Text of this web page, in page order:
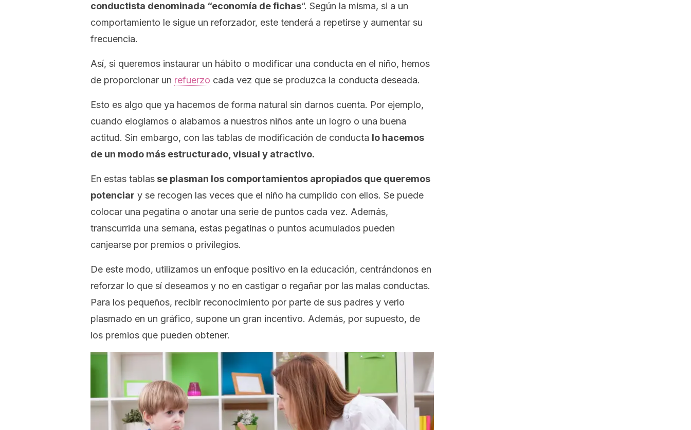
conductista denominada “economía de fichas“. Según la misma, si a un
comportamiento le sigue un reforzador, este tenderá a repetirse y aumentar su
frecuencia.
Así, si queremos instaurar un hábito o modificar una conducta en el niño, hemos
de proporcionar un refuerzo cada vez que se produzca la conducta deseada.
Esto es algo que ya hacemos de forma natural sin darnos cuenta. Por ejemplo,
cuando elogiamos o alabamos a nuestros niños ante un logro o una buena
actitud. Sin embargo, con las tablas de modificación de conducta lo hacemos
de un modo más estructurado, visual y atractivo.
En estas tablas se plasman los comportamientos apropiados que queremos
potenciar y se recogen las veces que el niño ha cumplido con ellos. Se puede
colocar una pegatina o anotar una serie de puntos cada vez. Además,
transcurrida una semana, estas pegatinas o puntos acumulados pueden
canjearse por premios o privilegios.
De este modo, utilizamos un enfoque positivo en la educación, centrándonos en
reforzar lo que sí deseamos y no en castigar o regañar por las malas conductas.
Para los pequeños, recibir reconocimiento por parte de sus padres y verlo
plasmado en un gráfico, supone un gran incentivo. Además, por supuesto, de
los premios que pueden obtener.